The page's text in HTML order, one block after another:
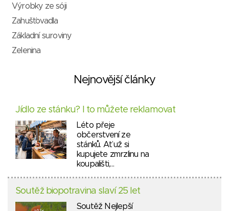
Výrobky ze sóji
Zahušťovadla
Základní suroviny
Zelenina
Nejnovější články
Jídlo ze stánku? I to můžete reklamovat
Léto přeje
občerstvení ze
stánků. Ať už si
kupujete zmrzlinu na
koupališti,…
Soutěž biopotravina slaví 25 let
Soutěž Nejlepší